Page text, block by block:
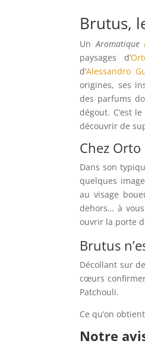
Brutus,
Un Aromatique
paysages d’
d’Alessandro
origines, ses
des parfums
dégout. C’est
découvrir de
Chez
Dans son
quelques
au visage
dehors… à
ouvrir la porte
Brutus
Décollant sur
cœurs
Patchouli.
Ce qu’on
Notre